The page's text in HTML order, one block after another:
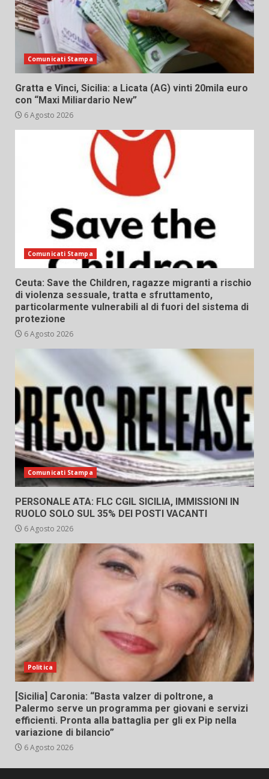
Comunicati Stampa
Gratta e Vinci, Sicilia: a Licata (AG) vinti 20mila euro
con “Maxi Miliardario New”
6 Agosto 2026
Comunicati Stampa
Ceuta: Save the Children, ragazze migranti a rischio
di violenza sessuale, tratta e sfruttamento,
particolarmente vulnerabili al di fuori del sistema di
protezione
6 Agosto 2026
Comunicati Stampa
PERSONALE ATA: FLC CGIL SICILIA, IMMISSIONI IN
RUOLO SOLO SUL 35% DEI POSTI VACANTI
6 Agosto 2026
Politica
[Sicilia] Caronia: “Basta valzer di poltrone, a
Palermo serve un programma per giovani e servizi
efficienti. Pronta alla battaglia per gli ex Pip nella
variazione di bilancio”
6 Agosto 2026